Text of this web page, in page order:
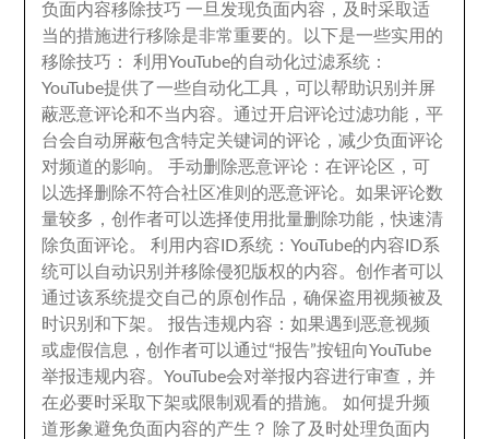
负面内容移除技巧 一旦发现负面内容 ， 及时采取适
当的措施进行移除是非常重要的。
以下是一些实用的
移除技巧 ：利用YouTube的自动化过滤系统 ：
YouTube提供了一些自动化工具 ， 可以帮助识别并屏
蔽恶意评论和不当内容。通过开启评论过滤功能 ，平
台会自动屏蔽包含特定关键词的评论 ，减少负面评论
对频道的影响。手动删除恶意评论 ：在评论区 ， 可
以选择删除不符合社区准则的恶意评论。如果评论数
量较多 ，创作者可以选择使用批量删除功能 ，快速清
除负面评论。利用内容ID系统 ：YouTube的内容ID系
统可以自动识别并移除侵犯版权的内容。创作者可以
通过该系统提交自己的原创作品 ，确保盗用视频被及
时识别和下架。报告违规内容 ：如果遇到恶意视频
或虚假信息 ，创作者可以通过“报告”按钮向YouTube
举报违规内容。YouTube会对举报内容进行审查 ， 并
在必要时采取下架或限制观看的措施。如何提升频
道形象避免负面内容的产生？ 除了及时处理负面内